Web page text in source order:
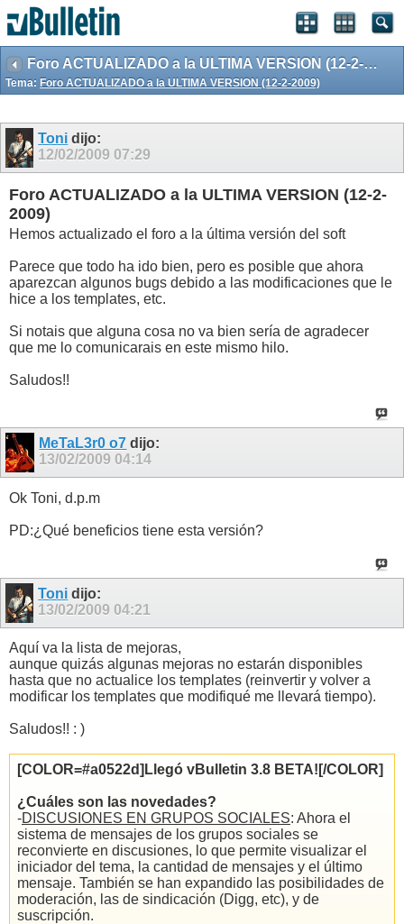
Foro ACTUALIZADO a la ULTIMA VERSION (12-2-2009)
Tema: Foro ACTUALIZADO a la ULTIMA VERSION (12-2-2009)
Toni dijo:
12/02/2009 07:29
Foro ACTUALIZADO a la ULTIMA VERSION (12-2-
2009)
Hemos actualizado el foro a la última versión del soft
Parece que todo ha ido bien, pero es posible que ahora
aparezcan algunos bugs debido a las modificaciones que le
hice a los templates, etc.
Si notais que alguna cosa no va bien sería de agradecer
que me lo comunicarais en este mismo hilo.
Saludos!!
MeTaL3r0 o7 dijo:
13/02/2009 04:14
Ok Toni, d.p.m
PD:¿Qué beneficios tiene esta versión?
Toni dijo:
13/02/2009 04:21
Aquí va la lista de mejoras,
aunque quizás algunas mejoras no estarán disponibles
hasta que no actualice los templates (reinvertir y volver a
modificar los templates que modifiqué me llevará tiempo).
Saludos!! : )
[COLOR=#a0522d]Llegó vBulletin 3.8 BETA![/COLOR]
¿Cuáles son las novedades?
-DISCUSIONES EN GRUPOS SOCIALES: Ahora el
sistema de mensajes de los grupos sociales se
reconvierte en discusiones, lo que permite visualizar el
iniciador del tema, la cantidad de mensajes y el último
mensaje. También se han expandido las posibilidades de
moderación, las de sindicación (Digg, etc), y de
suscripción.